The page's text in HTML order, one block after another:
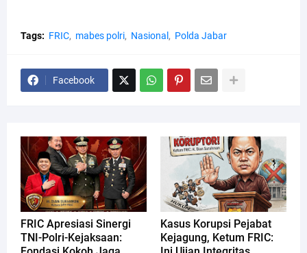
Tags: FRIC mabes polri Nasional Polda Jabar
Facebook
FRIC Apresiasi Sinergi
TNI-Polri-Kejaksaan:
Kasus Korupsi Pejabat
Kejagung, Ketum FRIC: